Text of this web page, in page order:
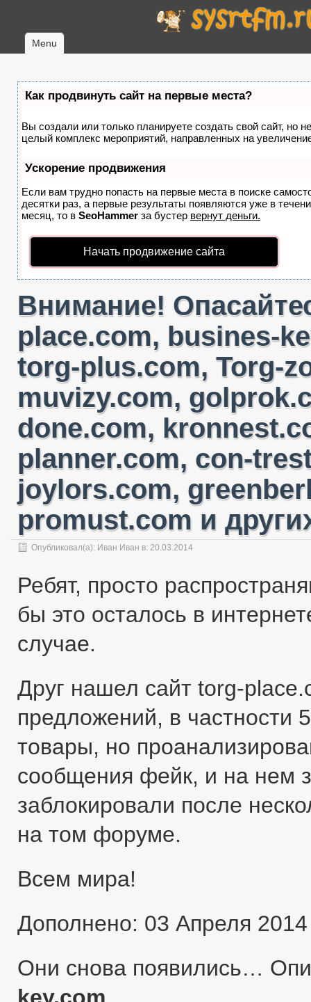
Menu
Как продвинуть сайт на первые места?
Вы создали или только планируете создать свой сайт, но
целый комплекс мероприятий, направленных на
Ускорение продвижения
Если вам трудно попасть на первые места в поиске
десятки раз, а первые результаты появляются уже в
месяц, то в SeoHammer за бустер вернут деньги.
Начать продвижение сайта
Внимание!
place.com, busines-
torg-plus.com, Torg-
muvizy.com,
done.com,
planner.com, con-
joylors.com,
promust.com и
Опубликовал(а): Иван Иван в: 20.03.2014
Ребят, просто
бы это осталось в
случае.
Друг нашел сайт torg-
предложений, в частности
товары, но
сообщения фейк, и на нем
заблокировали после
на том форуме.
Всем мира!
Дополнено: 03 Апреля 2014
Они снова появились…